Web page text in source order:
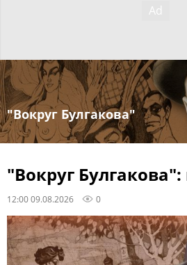
"Вокруг Булгакова"
"Вокруг
12:00 09.08.2026 0